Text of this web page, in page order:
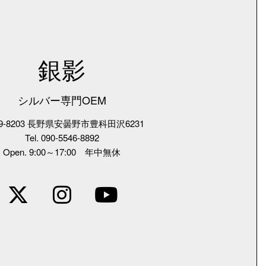
銀影
シルバー専門OEM
8203 長野県安曇野市豊科田沢6231
Tel. 090-5546-8892
Open. 9:00～17:00 年中無休